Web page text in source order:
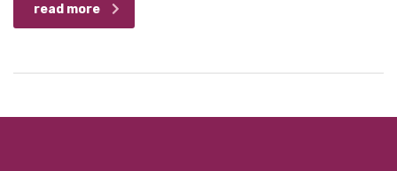
read more